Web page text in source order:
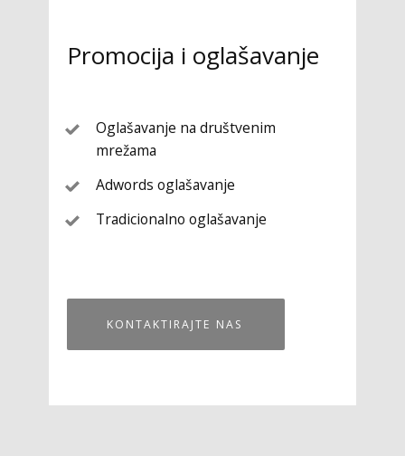
Promocija i oglašavanje
Oglašavanje na društvenim
mrežama
Adwords oglašavanje
Tradicionalno oglašavanje
KONTAKTIRAJTE NAS